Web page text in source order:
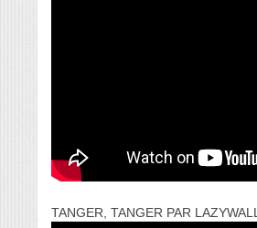
TANGER, TANGER PAR LAZYWALL